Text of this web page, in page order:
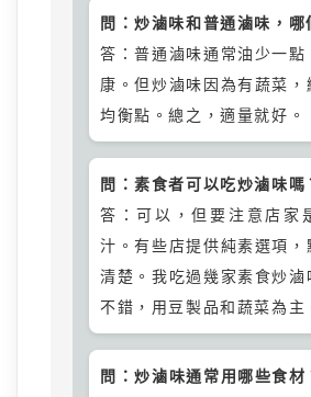
問：炒滷味和普通滷味，哪
答：普通滷味通常油少一點
康。但炒滷味因為有蔬菜，
均衡點。總之，適量就好。
問：素食者可以吃炒滷味嗎
答：可以，但要注意店家
汁。有些店提供純素選項，
清楚。我吃過幾家素食炒滷
不錯，用豆製品和蔬菜為主
問：炒滷味通常用哪些食材